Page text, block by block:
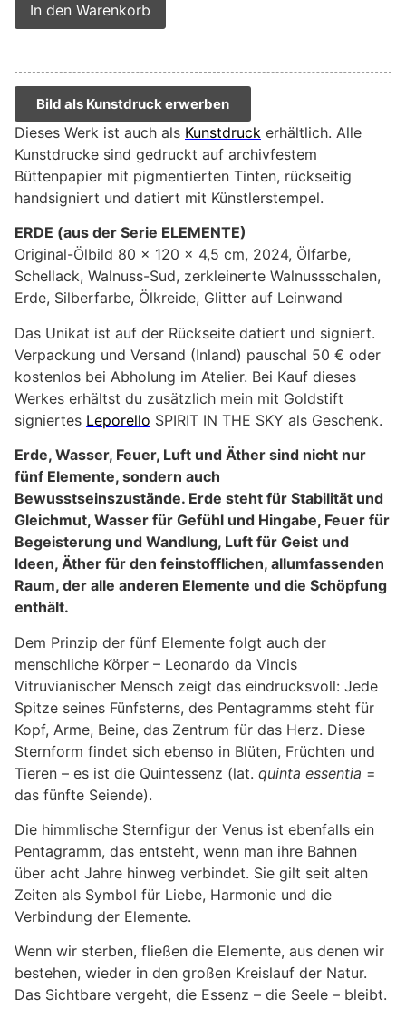
In den Warenkorb
Bild als Kunstdruck erwerben
Dieses Werk ist auch als Kunstdruck erhältlich. Alle
Kunstdrucke sind gedruckt auf archivfestem
Büttenpapier mit pigmentierten Tinten, rückseitig
handsigniert und datiert mit Künstlerstempel.
ERDE (aus der Serie ELEMENTE)
Original-Ölbild 80 x 120 x 4,5 cm, 2024, Ölfarbe,
Schellack, Walnuss-Sud, zerkleinerte Walnussschalen,
Erde, Silberfarbe, Ölkreide, Glitter auf Leinwand
Das Unikat ist auf der Rückseite datiert und signiert.
Verpackung und Versand (Inland) pauschal 50 € oder
kostenlos bei Abholung im Atelier. Bei Kauf dieses
Werkes erhältst du zusätzlich mein mit Goldstift
signiertes Leporello SPIRIT IN THE SKY als Geschenk.
Erde, Wasser, Feuer, Luft und Äther sind nicht nur
fünf Elemente, sondern auch
Bewusstseinszustände. Erde steht für Stabilität und
Gleichmut, Wasser für Gefühl und Hingabe, Feuer für
Begeisterung und Wandlung, Luft für Geist und
Ideen, Äther für den feinstofflichen, allumfassenden
Raum, der alle anderen Elemente und die Schöpfung
enthält.
Dem Prinzip der fünf Elemente folgt auch der
menschliche Körper – Leonardo da Vincis
Vitruvianischer Mensch zeigt das eindrucksvoll: Jede
Spitze seines Fünfsterns, des Pentagramms steht für
Kopf, Arme, Beine, das Zentrum für das Herz. Diese
Sternform findet sich ebenso in Blüten, Früchten und
Tieren – es ist die Quintessenz (lat. quinta essentia =
das fünfte Seiende).
Die himmlische Sternfigur der Venus ist ebenfalls ein
Pentagramm, das entsteht, wenn man ihre Bahnen
über acht Jahre hinweg verbindet. Sie gilt seit alten
Zeiten als Symbol für Liebe, Harmonie und die
Verbindung der Elemente.
Wenn wir sterben, fließen die Elemente, aus denen wir
bestehen, wieder in den großen Kreislauf der Natur.
Das Sichtbare vergeht, die Essenz – die Seele – bleibt.